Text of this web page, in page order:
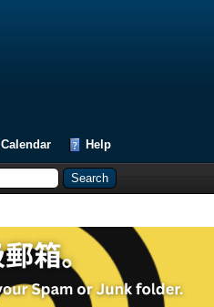
Calendar Help